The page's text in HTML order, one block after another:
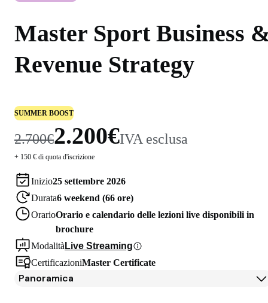
Master Sport Business
Revenue Strategy
SUMMER BOOST
2.700€2.200€IVA esclusa
+ 150 € di quota d'iscrizione
Inizio25 settembre 2026
Durata6 weekend (66 ore)
OrarioOrario e calendario delle lezioni live disponibili in
brochure
Modalità Live Streaming
CertificazioniMaster Certificate
Panoramica